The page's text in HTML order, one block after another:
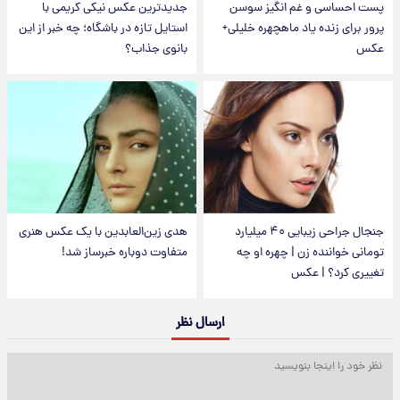
پست احساسی و غم انگیز سوسن
پرور برای زنده یاد ماهچهره خلیلی+
عکس
جدیدترین عکس نیکی کریمی با
استایل تازه در باشگاه؛ چه خبر از این
بانوی جذاب؟
جنجال جراحی زیبایی ۴۰ میلیارد
تومانی خواننده زن | چهره او چه
تغییری کرد؟ | عکس
هدی زین‌العابدین با یک عکس هنری
متفاوت دوباره خبرساز شد!
ارسال نظر